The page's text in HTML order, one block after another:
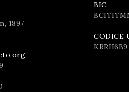
1897
BIC
CODICE
KRRH6B9